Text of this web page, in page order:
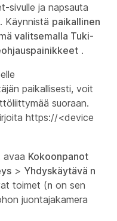
sivulle ja napsauta
Käynnistä paikallinen
valitsemalla Tuki-
.
paikallisesti, voit
suoraan.
https://<device
avaa Kokoonpanot
> Yhdyskäytävä n
toimet (n on sen
juontajakamera